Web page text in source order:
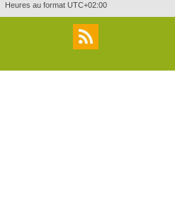
Heures au format UTC+02:00